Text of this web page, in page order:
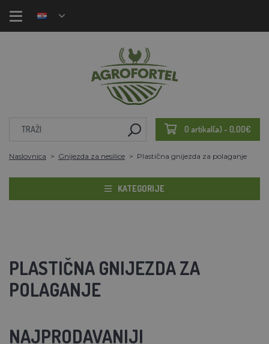
0 artikal(a) - 0,00€
Naslovnica Gnijezda za nesilice Plastična gnijezda za polaganje
KATEGORIJE
PLASTIČNA GNIJEZDA ZA
POLAGANJE
NAJPRODAVANIJI